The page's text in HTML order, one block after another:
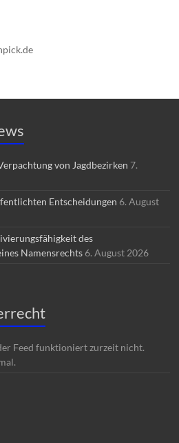
von Jagdbezirken 7.
Entscheidungen 6. August
des
Namensrechts 6. August 2026
Feed funktioniert zurzeit nicht.